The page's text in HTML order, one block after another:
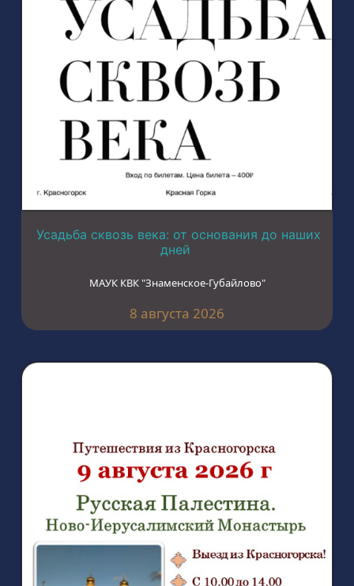
Усадьба сквозь века: от основания до наших
дней
МАУК КВК "Знаменское-Губайлово"
8 августа 2026